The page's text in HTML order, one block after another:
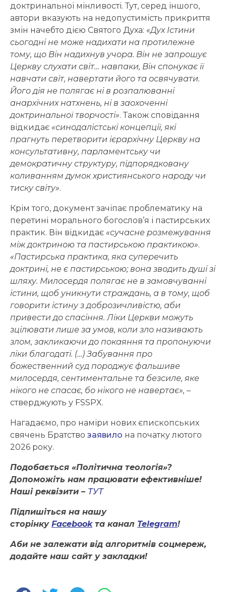
доктринальної мінливості. Тут, серед іншого,
автори вказують на недопустимість прикриття
змін начебто дією Святого Духа: «Дух Істини
сьогодні не може надихати на протилежне
тому, що Він надихнув учора. Він не запрошує
Церкву слухати світ… навпаки, Він спонукає її
навчати світ, навертати його та освячувати.
Його дія не полягає ні в розпалюванні
анархічних натхнень, ні в заохоченні
доктринальної творчості». Також сповідання
відкидає «синодалістські концепції, які
прагнуть перетворити ієрархічну Церкву на
консультативну, парламентську чи
демократичну структуру, підпорядковану
коливанням думок християнського народу чи
тиску світу».
Крім того, документ зачіпає проблематику на
перетині морального богослов’я і пастирських
практик. Він відкидає «сучасне розмежування
між доктриною та пастирською практикою».
«Пастирська практика, яка суперечить
доктрині, не є пастирською; вона зводить душі зі
шляху. Милосердя полягає не в замовчуванні
істини, щоб уникнути страждань, а в тому, щоб
говорити істину з доброзичливістю, аби
привести до спасіння. Ліки Церкви можуть
зцілювати лише за умов, коли зло називають
злом, закликаючи до покаяння та пропонуючи
ліки благодаті. (…) Забування про
божественний суд породжує фальшиве
милосердя, сентиментальне та безсиле, яке
нікого не спасає, бо нікого не навертає», –
стверджують у FSSPX.
Нагадаємо, про наміри нових єпископських
свячень Братство заявило на початку лютого
2026 року.
Подобається «Політична теологія»?
Допоможіть нам працювати ефективніше!
Наші реквізити – ТУТ
Підпишіться на нашу
сторінку Facebookта канал Telegram!
Аби не залежати від алгоритмів соцмереж,
додайте наш сайт у закладки!